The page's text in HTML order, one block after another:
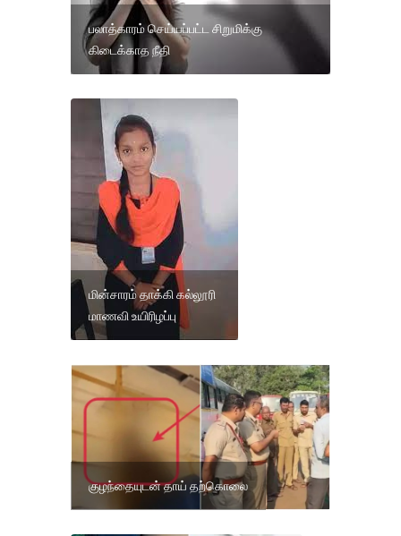
பலாத்காரம் செய்யப்பட்ட சிறுமிக்கு
கிடைக்காத நீதி
மின்சாரம் தாக்கி கல்லூரி
மாணவி உயிரிழப்பு
குழந்தையுடன் தாய் தற்கொலை